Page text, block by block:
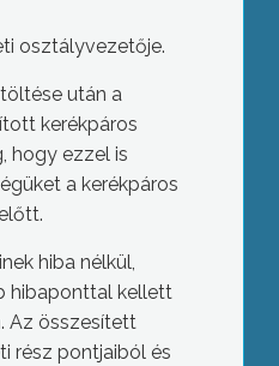
osztályvezetője.
után a
kerékpáros
hogy ezzel is
a kerékpáros
hiba nélkül,
hibaponttal kellett
Az összesített
rész pontjaiból és